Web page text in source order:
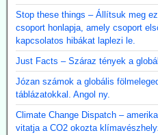
Stop these things – Állítsuk meg
csoport honlapja, amely csoport
kapcsolatos hibákat laplezi le.
Just Facts – Száraz tények a
Józan számok a globális
táblázatokkal. Angol ny.
Climate Change Dispatch –
vitatja a CO2 okozta